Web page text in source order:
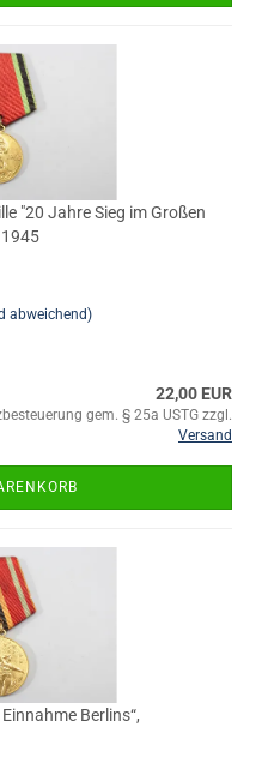
"20 Jahre Sieg im Großen
abweichend)
22,00 EUR
gem. § 25a USTG zzgl.
Versand
Berlins“,